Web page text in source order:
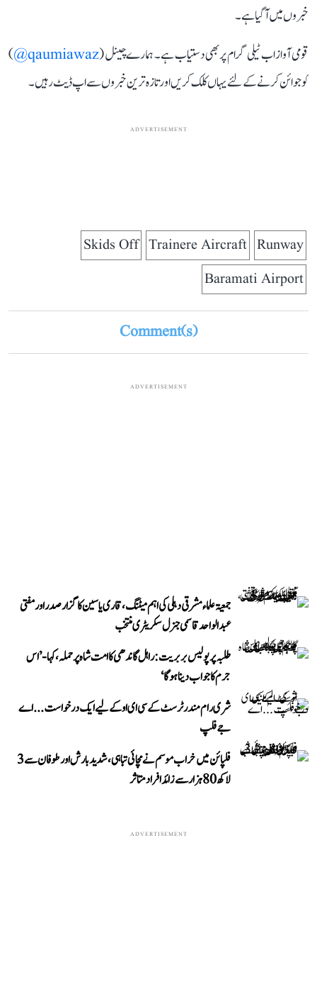
خبروں میں آ گیا ہے۔
قومی آواز اب ٹیلی گرام پر بھی دستیاب ہے۔ ہمارے چینل (qaumiawaz@
)
کو جوائن کرنے کے لئے یہاں کلک کریں اور تازہ ترین خبروں سے اپ ڈیٹ رہیں۔
ADVERTISEMENT
Runway
Trainere Aircraft
Skids Off
Baramati Airport
Comment(s)
ADVERTISEMENT
جمعیۃ علماء مشرقی دہلی کی اہم میٹنگ، قاری یاسین کا گزار صدر اور مفتی
عبد الواحد قاسمی جنرل سکریٹری منتخب
طلبہ پر پولیس بربریت: راہل گاندھی کا امت شاہ پر حملہ، کہا- ’اس
جرم کا جواب دینا ہوگا‘
شری رام مندر ٹرسٹ کے سی ای او کے لیے ایک درخواست...اے
جے فلپ
فلپائن میں خراب موسم نے مچائی تباہی، شدید بارش اور طوفان سے 3
لاکھ 80 ہزار سے زائد افراد متاثر
ADVERTISEMENT